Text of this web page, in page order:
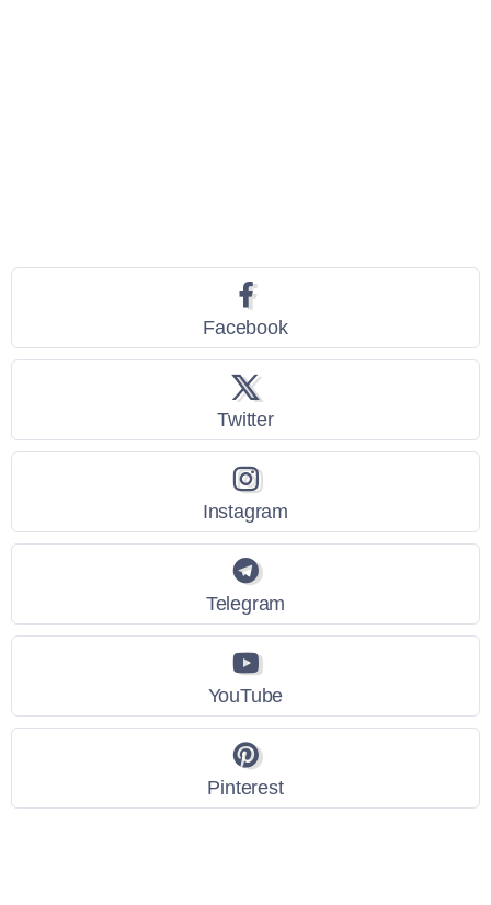
Facebook
Twitter
Instagram
Telegram
YouTube
Pinterest